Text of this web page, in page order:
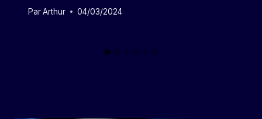
ParArthur 04/03/2024